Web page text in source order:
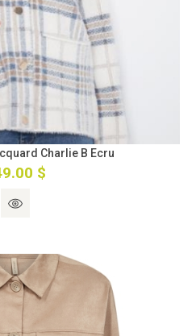
Charlie B Ecru
$